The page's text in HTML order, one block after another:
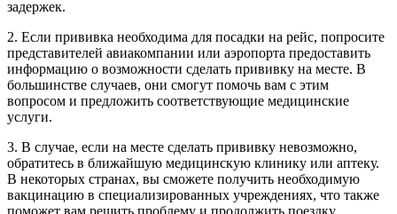
задержек.
2. Если прививка необходима для посадки на рейс, попросите
представителей авиакомпании или аэропорта предоставить
информацию о возможности сделать прививку на месте. В
большинстве случаев, они смогут помочь вам с этим
вопросом и предложить соответствующие медицинские
услуги.
3. В случае, если на месте сделать прививку невозможно,
обратитесь в ближайшую медицинскую клинику или аптеку.
В некоторых странах, вы сможете получить необходимую
вакцинацию в специализированных учреждениях, что также